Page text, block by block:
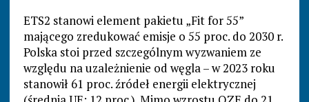
ETS2 stanowi element pakietu „Fit for 55”
mającego zredukować emisje o 55 proc. do 2030 r.
Polska stoi przed szczególnym wyzwaniem ze
względu na uzależnienie od węgla – w 2023 roku
stanowił 61 proc. źródeł energii elektrycznej